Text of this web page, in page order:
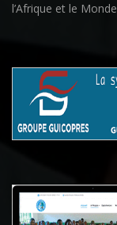
l’Afrique et le Monde